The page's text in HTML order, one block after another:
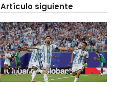
Artículo siguiente